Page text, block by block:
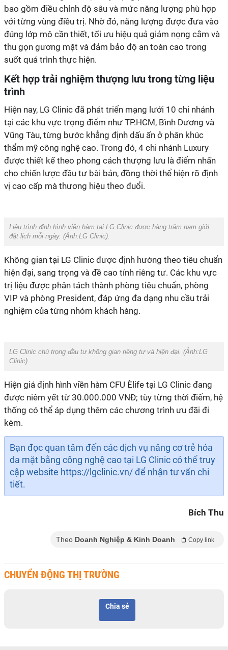
bao gồm điều chỉnh độ sâu và mức năng lượng phù hợp
với từng vùng điều trị. Nhờ đó, năng lượng được đưa vào
đúng lớp mô cần thiết, tối ưu hiệu quả giảm nọng cằm và
thu gọn gương mặt và đảm bảo độ an toàn cao trong
suốt quá trình thực hiện.
Kết hợp trải nghiệm thượng lưu trong từng liệu
trình
Hiện nay, LG Clinic đã phát triển mạng lưới 10 chi nhánh
tại các khu vực trọng điểm như TP.HCM, Bình Dương và
Vũng Tàu, từng bước khẳng định dấu ấn ở phân khúc
thẩm mỹ công nghệ cao. Trong đó, 4 chi nhánh Luxury
được thiết kế theo phong cách thượng lưu là điểm nhấn
cho chiến lược đầu tư bài bản, đồng thời thể hiện rõ định
vị cao cấp mà thương hiệu theo đuổi.
Liệu trình định hình viền hàm tại LG Clinic được hàng trăm nam giới
đặt lịch mỗi ngày. (Ảnh:LG Clinic).
Không gian tại LG Clinic được định hướng theo tiêu chuẩn
hiện đại, sang trọng và đề cao tính riêng tư. Các khu vực
trị liệu được phân tách thành phòng tiêu chuẩn, phòng
VIP và phòng President, đáp ứng đa dạng nhu cầu trải
nghiệm của từng nhóm khách hàng.
LG Clinic chú trọng đầu tư không gian riêng tư và hiện đại. (Ảnh:LG
Clinic).
Hiện giá định hình viền hàm CFU Èlife tại LG Clinic đang
được niêm yết từ 30.000.000 VNĐ; tùy từng thời điểm, hệ
thống có thể áp dụng thêm các chương trình ưu đãi đi
kèm.
Bạn đọc quan tâm đến các dịch vụ nâng cơ trẻ hóa
da mặt bằng công nghệ cao tại LG Clinic có thể truy
cập website https://lgclinic.vn/ để nhận tư vấn chi
tiết.
Bích Thu
Theo Doanh Nghiệp & Kinh Doanh Copy link
CHUYỂN ĐỘNG THỊ TRƯỜNG
Chia sẻ